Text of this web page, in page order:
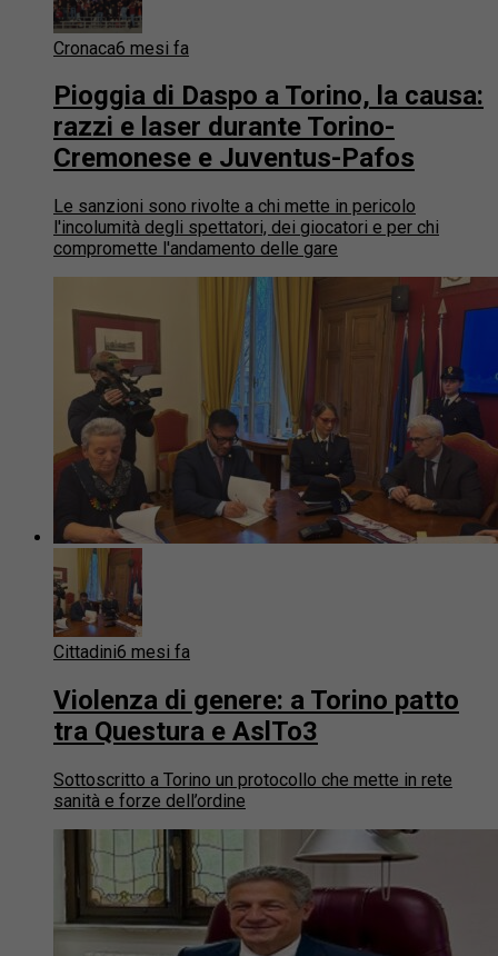
Cronaca6 mesi fa
Pioggia di Daspo a Torino, la causa:
razzi e laser durante Torino-
Cremonese e Juventus-Pafos
Le sanzioni sono rivolte a chi mette in pericolo
l'incolumità degli spettatori, dei giocatori e per chi
compromette l'andamento delle gare
Cittadini6 mesi fa
Violenza di genere: a Torino patto
tra Questura e AslTo3
Sottoscritto a Torino un protocollo che mette in rete
sanità e forze dell’ordine